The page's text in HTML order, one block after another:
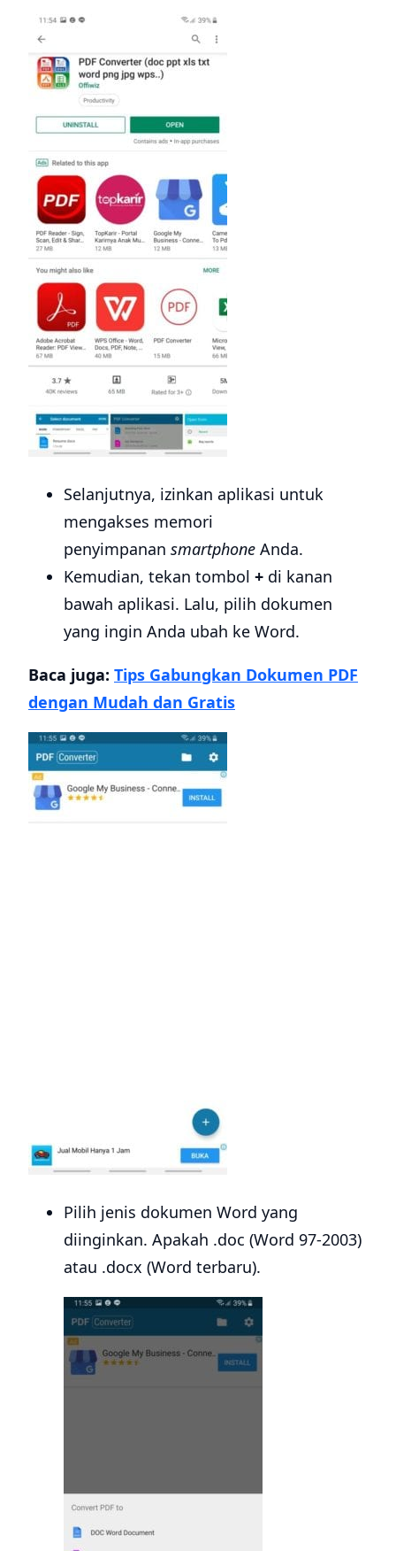
Selanjutnya, izinkan aplikasi untuk
mengakses memori
penyimpanan smartphone Anda.
Kemudian, tekan tombol + di kanan
bawah aplikasi. Lalu, pilih dokumen
yang ingin Anda ubah ke Word.
Baca juga: Tips Gabungkan Dokumen PDF
dengan Mudah dan Gratis
Pilih jenis dokumen Word yang
diinginkan. Apakah .doc (Word 97-2003)
atau .docx (Word terbaru).